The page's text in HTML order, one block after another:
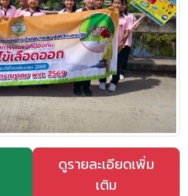
ดูรายละเอียดเพิ่ม
เติม